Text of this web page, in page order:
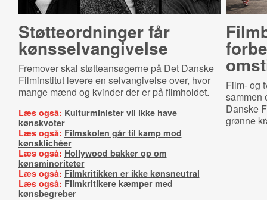
Støt­te­o­rd­nin­ger får
køns­selvan­gi­vel­se
Fremover skal støtteansøgerne på Det Danske
Filminstitut levere en selvangivelse over, hvor
mange mænd og kvinder der er på filmholdet.
Læs også: Kulturminister vil ikke have
kønskvoter
Læs også: Filmskolen går til kamp mod
kønsklichéer
Læs også: Hollywood bakker op om
kønsminoriteter
Læs også: Filmkritikken er ikke kønsneutral
Læs også: Filmkritikere kæmper med
kønsbegreber
Film- og
sammen
Danske
grønne